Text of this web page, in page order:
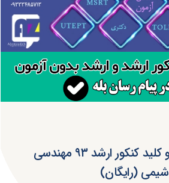
دانلود سوالات و کلید کنکور ارشد ۹۳ مهندسی
شیمی (رایگان)